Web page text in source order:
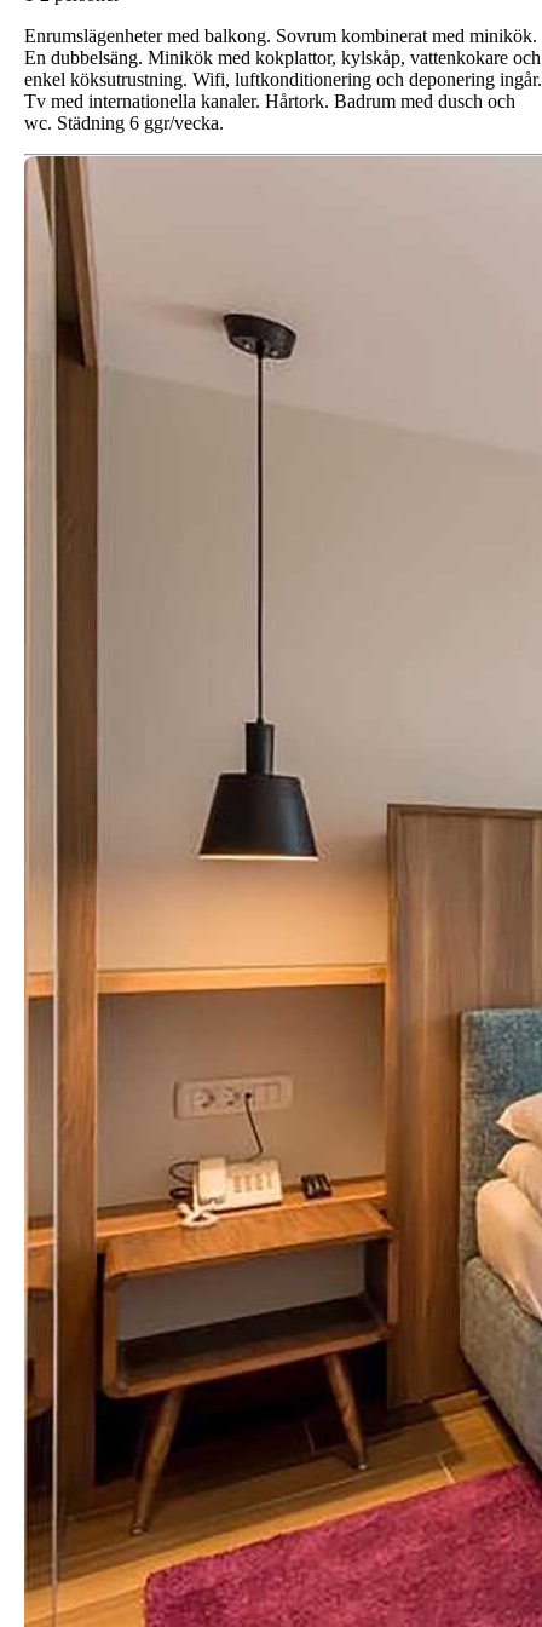
Enrumslägenheter med balkong. Sovrum kombinerat med minikök.
En dubbelsäng. Minikök med kokplattor, kylskåp, vattenkokare och
enkel köksutrustning. Wifi, luftkonditionering och deponering ingår.
Tv med internationella kanaler. Hårtork. Badrum med dusch och
wc. Städning 6 ggr/vecka.